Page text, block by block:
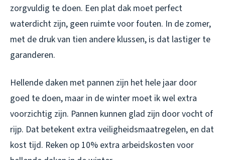
zorgvuldig te doen. Een plat dak moet perfect
waterdicht zijn, geen ruimte voor fouten. In de zomer,
met de druk van tien andere klussen, is dat lastiger te
garanderen.
Hellende daken met pannen zijn het hele jaar door
goed te doen, maar in de winter moet ik wel extra
voorzichtig zijn. Pannen kunnen glad zijn door vocht of
rijp. Dat betekent extra veiligheidsmaatregelen, en dat
kost tijd. Reken op 10% extra arbeidskosten voor